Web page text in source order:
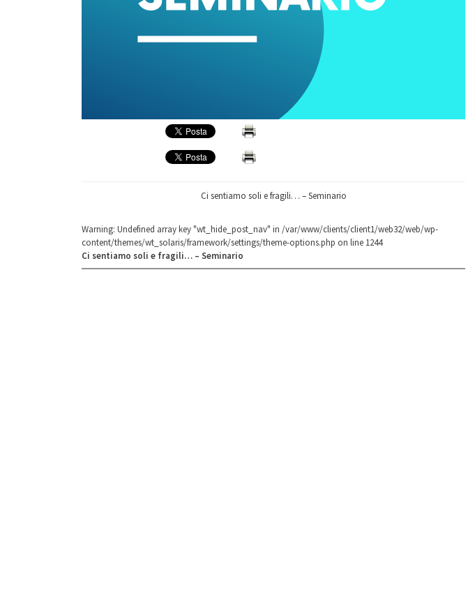
Ci sentiamo soli e fragili… – Seminario
Warning: Undefined array key "wt_hide_post_nav" in /var/www/clients/client1/web32/web/wp-
content/themes/wt_solaris/framework/settings/theme-options.php on line 1244
Ci sentiamo soli e fragili… – Seminario